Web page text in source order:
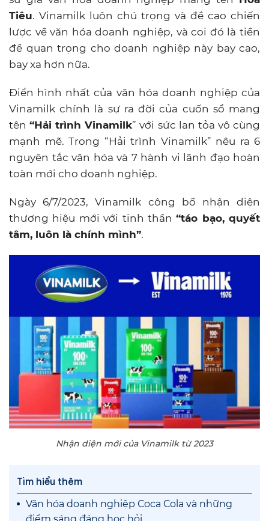
Tiêu. Vinamilk luôn chú trọng và đề cao chiến
lược về văn hóa doanh nghiệp, và coi đó là tiền
đề quan trọng cho doanh nghiệp này bay cao,
bay xa hơn nữa.
Điển hình nhất của văn hóa doanh nghiệp của
Vinamilk chính là sự ra đời của cuốn sổ mang
tên“Hải trình Vinamilk” với sức lan tỏa vô cùng
mạnh mẽ. Trong “Hải trình Vinamilk” nêu ra 6
nguyên tắc văn hóa và 7 hành vi lãnh đạo hoàn
toàn mới cho doanh nghiệp.
Ngày 6/7/2023, Vinamilk công bố nhận diện
thương hiệu mới với tinh thần“táo bạo, quyết
tâm, luôn là chính mình”.
Nhận diện mới của Vinamilk từ 2023
Tìm hiểu thêm
Văn hóa doanh nghiệp Coca Cola và những
điểm sáng đáng học hỏi